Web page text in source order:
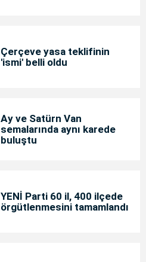
Çerçeve yasa teklifinin
'ismi' belli oldu
Ay ve Satürn Van
semalarında aynı karede
buluştu
YENİ Parti 60 il, 400 ilçede
örgütlenmesini tamamlandı